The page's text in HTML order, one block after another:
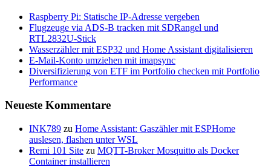
Raspberry Pi: Statische IP-Adresse vergeben
Flugzeuge via ADS-B tracken mit SDRangel und
RTL2832U-Stick
Wasserzähler mit ESP32 und Home Assistant digitalisieren
E-Mail-Konto umziehen mit imapsync
Diversifizierung von ETF im Portfolio checken mit Portfolio
Performance
Neueste Kommentare
INK789 zu Home Assistant: Gaszähler mit ESPHome
auslesen, flashen unter WSL
Remi 101 Site zu MQTT-Broker Mosquitto als Docker
Container installieren